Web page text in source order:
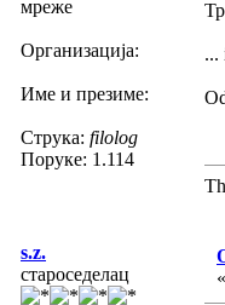
мреже
Организација:
Име и презиме:
Струка: filolog
Поруке: 1.114
...
s.z.
староседелац
«